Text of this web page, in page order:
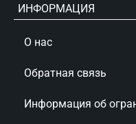
ИНФОРМАЦИЯ
О нас
Обратная связь
Информация об